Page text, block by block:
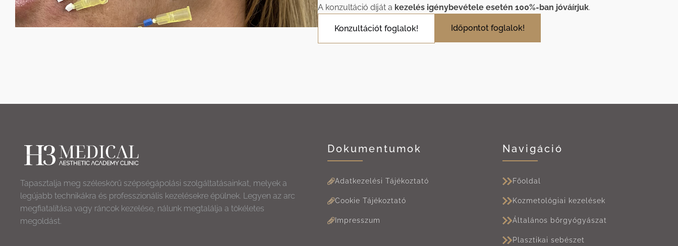
A konzultáció díját a kezelés igénybevétele esetén 100%-ban jóváírjuk.
Konzultációt foglalok! Időpontot foglalok!
Tapasztalja meg széleskörű szépségápolási szolgáltatásainkat, melyek a
legújabb technikákra és professzionális kezelésekre épülnek. Legyen az arc
megfiatalítása vagy ráncok kezelése, nálunk megtalálja a tökéletes
megoldást.
Dokumentumok
Adatkezelési Tájékoztató
Cookie Tájékoztató
Impresszum
Navigáció
Főoldal
Kozmetológiai kezelések
Általános bőrgyógyászat
Plasztikai sebészet